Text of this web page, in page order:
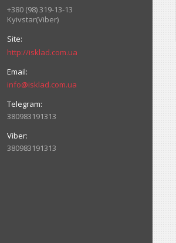
+380 (98) 319-13-13
Kyivstar(Viber)
http://isklad.com.ua
info@isklad.com.ua
380983191313
380983191313